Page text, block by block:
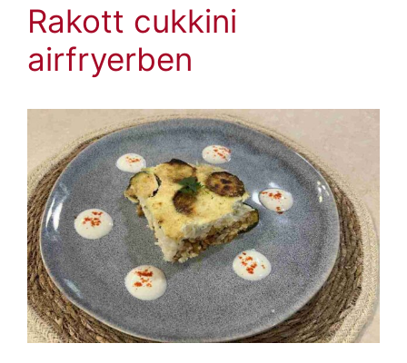
Rakott cukkini
airfryerben